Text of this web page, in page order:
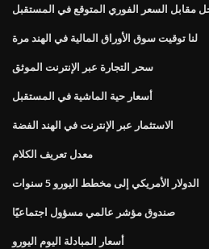
مقابل السعر الفوري المتوقع في المستقبل
لنا توقيت سوق الأوراق المالية في الهند مرة
سحر التجارة عبر الإنترنت الموثق
أسعار حية الماشية في المستقبل
الاستثمار عبر الإنترنت في الهند الفضة
معدل تعريف الكلام
الدولار الأمريكي إلى مخطط اليورو 5 سنوات
صندوق مؤشر عالمي مسؤول اجتماعيًا
أسعار المبادلة اليوم اليورو